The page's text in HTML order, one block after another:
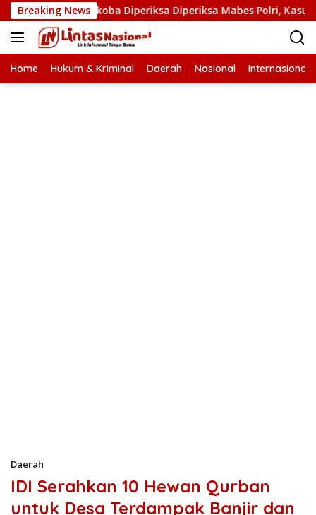
Langsung
ke
konten
Breaking News
Narkoba Diperiksa Diperiksa Mabes Polri, Kasus Apa?
Home Hukum & Kriminal Daerah Nasional Internasional
Daerah
IDI Serahkan 10 Hewan Qurban
untuk Desa Terdampak Banjir dan